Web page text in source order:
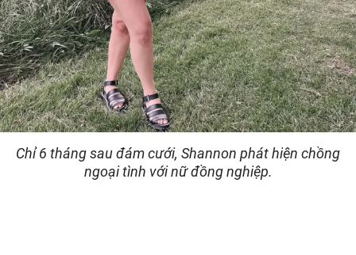
Chỉ 6 tháng sau đám cưới, Shannon phát hiện chồng
ngoại tình với nữ đồng nghiệp.